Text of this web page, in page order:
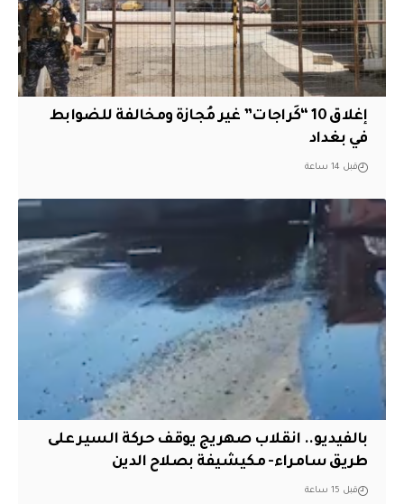
إغلاق 10 “كَراجات” غير مُجازة ومخالفة للضوابط
في بغداد
قبل 14 ساعة
بالفيديو.. انقلاب صهريج يوقف حركة السير على
طريق سامراء- مكيشيفة بصلاح الدين
قبل 15 ساعة